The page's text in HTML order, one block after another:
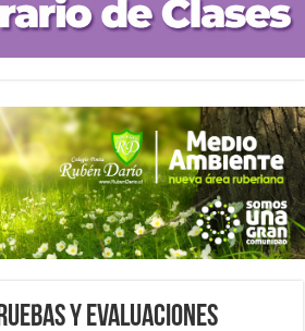
y Evaluaciones